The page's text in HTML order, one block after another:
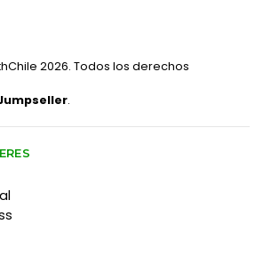
2026. Todos los derechos
.